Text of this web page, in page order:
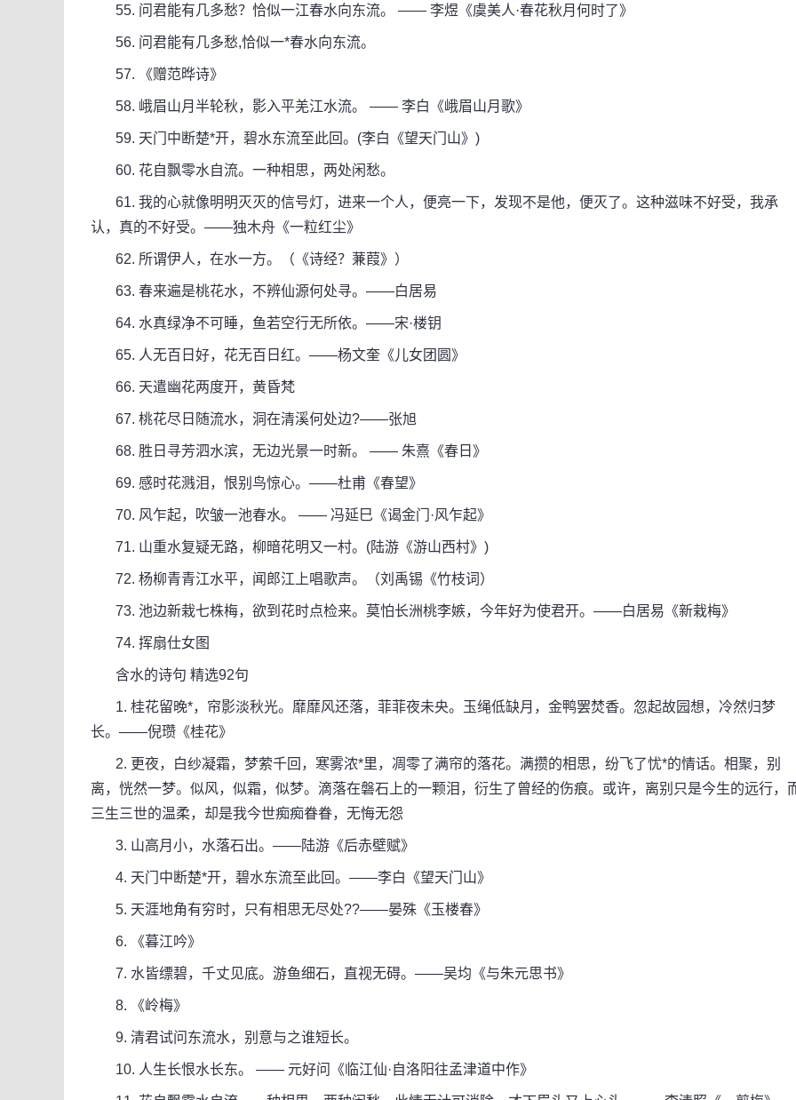
55. 问君能有几多愁？恰似一江春水向东流。 —— 李煜《虞美人·春花秋月何时了》
56. 问君能有几多愁,恰似一*春水向东流。
57. 《赠范晔诗》
58. 峨眉山月半轮秋，影入平羌江水流。 —— 李白《峨眉山月歌》
59. 天门中断楚*开，碧水东流至此回。(李白《望天门山》)
60. 花自飘零水自流。一种相思，两处闲愁。
61. 我的心就像明明灭灭的信号灯，进来一个人，便亮一下，发现不是他，便灭了。这种滋味不好受，我承
认，真的不好受。——独木舟《一粒红尘》
62. 所谓伊人，在水一方。（《诗经？蒹葭》）
63. 春来遍是桃花水，不辨仙源何处寻。——白居易
64. 水真绿净不可睡，鱼若空行无所依。——宋·楼钥
65. 人无百日好，花无百日红。——杨文奎《儿女团圆》
66. 天遣幽花两度开，黄昏梵
67. 桃花尽日随流水，洞在清溪何处边?——张旭
68. 胜日寻芳泗水滨，无边光景一时新。 —— 朱熹《春日》
69. 感时花溅泪，恨别鸟惊心。——杜甫《春望》
70. 风乍起，吹皱一池春水。 —— 冯延巳《谒金门·风乍起》
71. 山重水复疑无路，柳暗花明又一村。(陆游《游山西村》)
72. 杨柳青青江水平，闻郎江上唱歌声。（刘禹锡《竹枝词）
73. 池边新栽七株梅，欲到花时点检来。莫怕长洲桃李嫉，今年好为使君开。——白居易《新栽梅》
74. 挥扇仕女图
含水的诗句 精选92句
1. 桂花留晚*，帘影淡秋光。靡靡风还落，菲菲夜未央。玉绳低缺月，金鸭罢焚香。忽起故园想，冷然归梦
长。——倪瓒《桂花》
2. 更夜，白纱凝霜，梦萦千回，寒雾浓*里，凋零了满帘的落花。满攒的相思，纷飞了忧*的情话。相聚，别
离，恍然一梦。似风，似霜，似梦。滴落在磐石上的一颗泪，衍生了曾经的伤痕。或许，离别只是今生的远行，
三生三世的温柔，却是我今世痴痴眷眷，无悔无怨
3. 山高月小，水落石出。——陆游《后赤壁赋》
4. 天门中断楚*开，碧水东流至此回。——李白《望天门山》
5. 天涯地角有穷时，只有相思无尽处??——晏殊《玉楼春》
6. 《暮江吟》
7. 水皆缥碧，千丈见底。游鱼细石，直视无碍。——吴均《与朱元思书》
8. 《岭梅》
9. 清君试问东流水，别意与之谁短长。
10. 人生长恨水长东。 —— 元好问《临江仙·自洛阳往孟津道中作》